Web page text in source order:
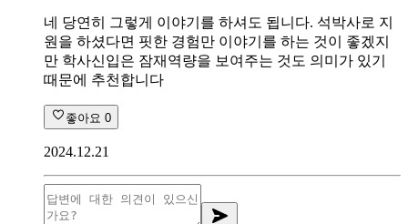
네 당연히 그렇게 이야기를 하셔도 됩니다. 석박사로 지
원을 하셨다면 핏한 경험만 이야기를 하는 것이 좋겠지
만 학사신입은 잠재역량을 보여주는 것도 의미가 있기
때문에 추천합니다
좋아요 0
2024.12.21